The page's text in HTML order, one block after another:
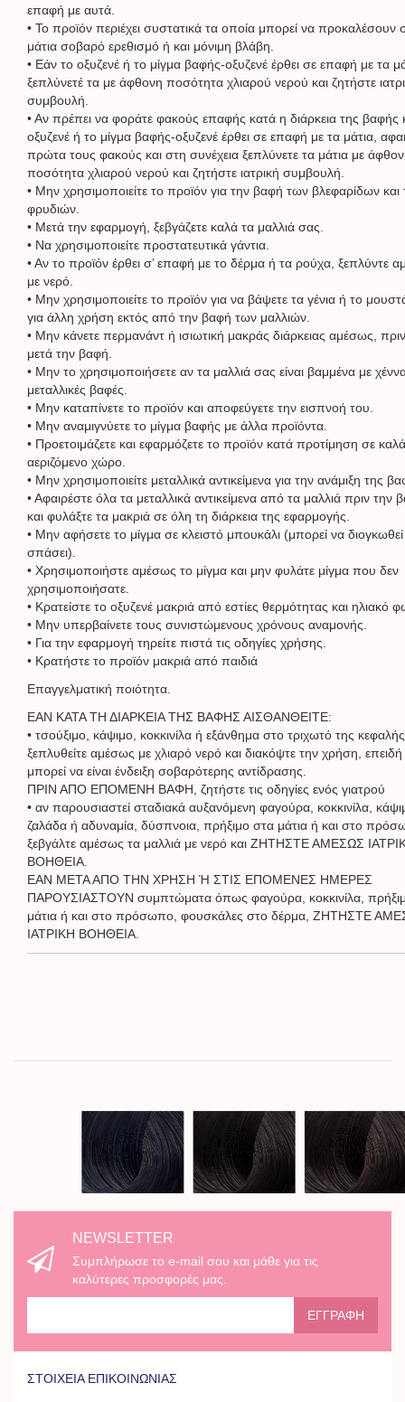
επαφή με αυτά.
• Το προϊόν περιέχει συστατικά τα οποία μπορεί να προκαλέσουν
μάτια σοβαρό ερεθισμό ή και μόνιμη βλάβη.
• Εάν το οξυζενέ ή το μίγμα βαφής-οξυζενέ έρθει σε επαφή με τα
ξεπλύνετέ τα με άφθονη ποσότητα χλιαρού νερού και ζητήστε
συμβουλή.
• Αν πρέπει να φοράτε φακούς επαφής κατά η διάρκεια της βαφής
οξυζενέ ή το μίγμα βαφής-οξυζενέ έρθει σε επαφή με τα μάτια,
πρώτα τους φακούς και στη συνέχεια ξεπλύνετε τα μάτια με
ποσότητα χλιαρού νερού και ζητήστε ιατρική συμβουλή.
• Μην χρησιμοποιείτε το προϊόν για την βαφή των βλεφαρίδων και
φρυδιών.
• Μετά την εφαρμογή, ξεβγάζετε καλά τα μαλλιά σας.
• Να χρησιμοποιείτε προστατευτικά γάντια.
• Αν το προϊόν έρθει σ’ επαφή με το δέρμα ή τα ρούχα, ξεπλύντε
με νερό.
• Μην χρησιμοποιείτε το προϊόν για να βάψετε τα γένια ή το
για άλλη χρήση εκτός από την βαφή των μαλλιών.
• Μην κάνετε περμανάντ ή ισιωτική μακράς διάρκειας αμέσως,
μετά την βαφή.
• Μην το χρησιμοποιήσετε αν τα μαλλιά σας είναι βαμμένα με
μεταλλικές βαφές.
• Μην καταπίνετε το προϊόν και αποφεύγετε την εισπνοή του.
• Μην αναμιγνύετε το μίγμα βαφής με άλλα προϊόντα.
• Προετοιμάζετε και εφαρμόζετε το προϊόν κατά προτίμηση σε καλά
αεριζόμενο χώρο.
• Μην χρησιμοποιείτε μεταλλικά αντικείμενα για την ανάμιξη της
• Αφαιρέστε όλα τα μεταλλικά αντικείμενα από τα μαλλιά πριν την
και φυλάξτε τα μακριά σε όλη τη διάρκεια της εφαρμογής.
• Μην αφήσετε το μίγμα σε κλειστό μπουκάλι (μπορεί να
σπάσει).
• Χρησιμοποιήστε αμέσως το μίγμα και μην φυλάτε μίγμα που δεν
χρησιμοποιήσατε.
• Κρατείστε το οξυζενέ μακριά από εστίες θερμότητας και ηλιακό
• Μην υπερβαίνετε τους συνιστώμενους χρόνους αναμονής.
• Για την εφαρμογή τηρείτε πιστά τις οδηγίες χρήσης.
• Κρατήστε το προϊόν μακριά από παιδιά
Eπαγγελματική ποιότητα.
ΕΑΝ ΚΑΤΑ ΤΗ ΔΙΑΡΚΕΙΑ ΤΗΣ ΒΑΦΗΣ ΑΙΣΘΑΝΘΕΙΤΕ:
• τσούξιμο, κάψιμο, κοκκινίλα ή εξάνθημα στο τριχωτό της
ξεπλυθείτε αμέσως με χλιαρό νερό και διακόψτε την χρήση,
μπορεί να είναι ένδειξη σοβαρότερης αντίδρασης.
ΠΡΙΝ ΑΠΟ ΕΠΟΜΕΝΗ ΒΑΦΗ, ζητήστε τις οδηγίες ενός γιατρού
• αν παρουσιαστεί σταδιακά αυξανόμενη φαγούρα, κοκκινίλα,
ζαλάδα ή αδυναμία, δύσπνοια, πρήξιμο στα μάτια ή και στο
ξεβγάλτε αμέσως τα μαλλιά με νερό και ΖΗΤΗΣΤΕ ΑΜΕΣΩΣ
ΒΟΗΘΕΙΑ.
ΕΑΝ ΜΕΤΑ ΑΠΟ ΤΗΝ ΧΡΗΣΗ Ή ΣΤΙΣ ΕΠΟΜΕΝΕΣ ΗΜΕΡΕΣ
ΠΑΡΟΥΣΙΑΣΤΟΥΝ συμπτώματα όπως φαγούρα, κοκκινίλα,
μάτια ή και στο πρόσωπο, φουσκάλες στο δέρμα, ΖΗΤΗΣΤΕ
ΙΑΤΡΙΚΗ ΒΟΗΘΕΙΑ.
NEWSLETTER
Συμπλήρωσε το e-mail σου και μάθε για τις
καλύτερες προσφορές μας.
ΕΓΓΡΑΦΉ
ΣΤΟΙΧΕΊΑ ΕΠΙΚΟΙΝΩΝΊΑΣ